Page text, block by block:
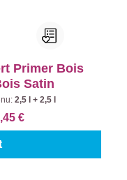
Primer Bois
Satin
2,5 l + 2,5 l
€